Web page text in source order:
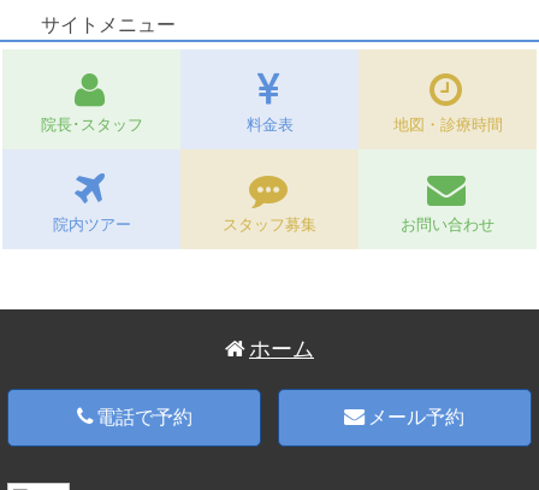
サイトメニュー
院長･スタッフ 料金表 地図・診療時間
院内ツアー スタッフ募集 お問い合わせ
ホーム
電話で予約 メール予約